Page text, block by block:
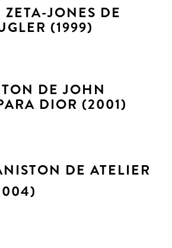
JONES DE
(1999)
DE JOHN
DIOR (2001)
DE ATELIER